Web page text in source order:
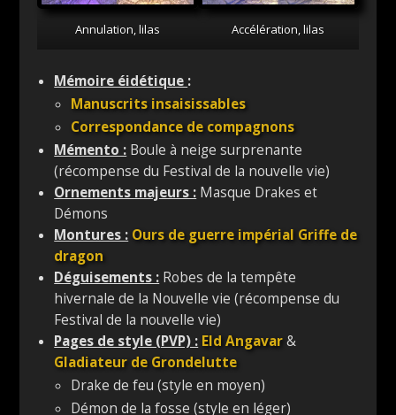
Annulation, lilas Accélération, lilas
Mémoire éidétique :
Manuscrits insaisissables
Correspondance de compagnons
Mémento : Boule à neige surprenante
(récompense du Festival de la nouvelle vie)
Ornements majeurs : Masque Drakes et
Démons
Montures : Ours de guerre impérial Griffe de
dragon
Déguisements : Robes de la tempête
hivernale de la Nouvelle vie (récompense du
Festival de la nouvelle vie)
Pages de style (PVP) : Eld Angavar&
Gladiateur de Grondelutte
Drake de feu (style en moyen)
Démon de la fosse (style en léger)